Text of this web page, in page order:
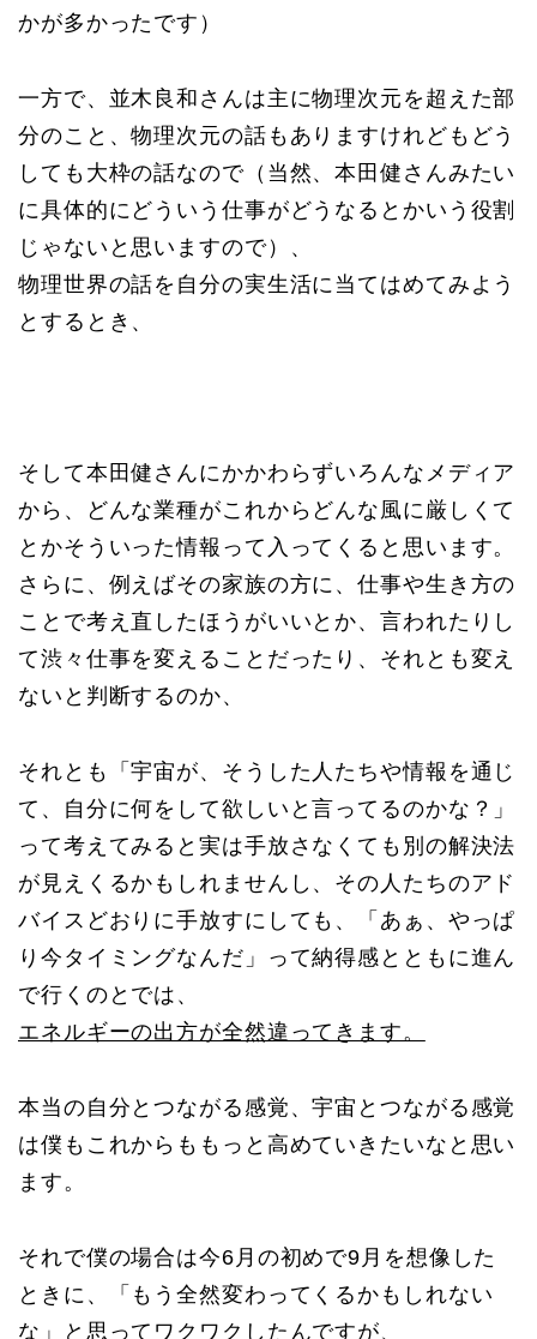
かが多かったです）
一方で、並木良和さんは主に物理次元を超えた部
分のこと、物理次元の話もありますけれどもどう
しても大枠の話なので（当然、本田健さんみたい
に具体的にどういう仕事がどうなるとかいう役割
じゃないと思いますので）、
物理世界の話を自分の実生活に当てはめてみよう
とするとき、
そして本田健さんにかかわらずいろんなメディア
から、どんな業種がこれからどんな風に厳しくて
とかそういった情報って入ってくると思います。
さらに、例えばその家族の方に、仕事や生き方の
ことで考え直したほうがいいとか、言われたりし
て渋々仕事を変えることだったり、それとも変え
ないと判断するのか、
それとも「宇宙が、そうした人たちや情報を通じ
て、自分に何をして欲しいと言ってるのかな？」
って考えてみると実は手放さなくても別の解決法
が見えくるかもしれませんし、その人たちのアド
バイスどおりに手放すにしても、「あぁ、やっぱ
り今タイミングなんだ」って納得感とともに進ん
で行くのとでは、
エネルギーの出方が全然違ってきます。
本当の自分とつながる感覚、宇宙とつながる感覚
は僕もこれからももっと高めていきたいなと思い
ます。
それで僕の場合は今6月の初めで9月を想像した
ときに、「もう全然変わってくるかもしれない
な」と思ってワクワクしたんですが、